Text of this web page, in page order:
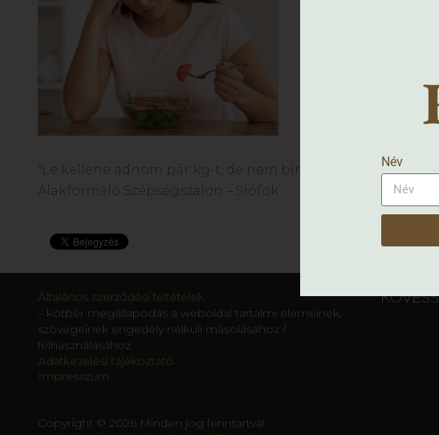
“Le kellene adnom pár kg-t, de nem bírom a
Alakformáló Szépségszalon – Siófok
Általános szerződési feltételek
– kötbér megállapodás a weboldal tartalmi elemeinek,
szövegeinek engedély nélküli másolásához /
felhasználásához
Adatkezelési tájékoztató
Impresszum
Copyright © 2026 Minden jog fenntartva!
Név